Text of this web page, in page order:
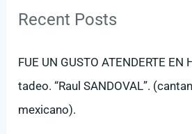
Recent Posts
FUE UN GUSTO ATENDERTE EN
tadeo. “Raul SANDOVAL”.
mexicano).